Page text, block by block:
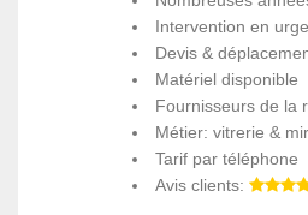
Intervention en
Devis &
Matériel disponible
Fournisseurs de la
Métier: vitrerie &
Tarif par téléphone
Avis clients: